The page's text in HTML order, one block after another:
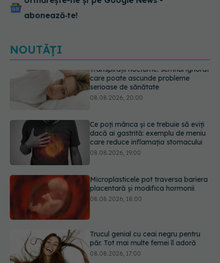
abonează‑te!
NOUTĂȚI
Ce poți mânca și ce trebuie să eviți
care reduce inflamația stomacului
Microplasticele pot traversa bariera
placentară și modifica hormonii
Trucul genial cu ceai negru pentru
păr. Tot mai multe femei îl adoră
Medicamentul folosit de peste 60 de
ani care acționează într-un loc